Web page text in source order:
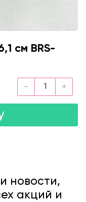
см BRS-
новости,
акций и